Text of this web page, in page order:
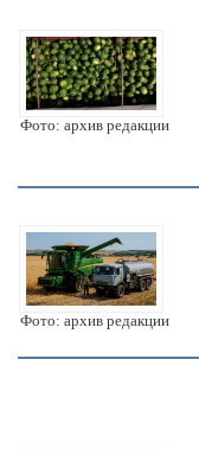
Фото: архив редакции
Фото: архив редакции